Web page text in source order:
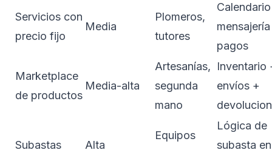
Servicios con
precio fijo
Media
Plomeros,
tutores
pagos
Marketplace
de productos
Media-alta
Artesanías,
segunda
mano
Inventario
envíos +
Subastas Alta
Equipos
Lógica de
subasta en